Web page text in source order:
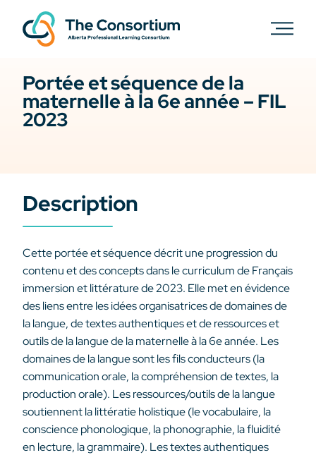
Portée et séquence de la
maternelle à la 6e année – FIL
2023
Description
Cette portée et séquence décrit une progression du
contenu et des concepts dans le curriculum de Français
immersion et littérature de 2023. Elle met en évidence
des liens entre les idées organisatrices de domaines de
la langue, de textes authentiques et de ressources et
outils de la langue de la maternelle à la 6e année. Les
domaines de la langue sont les fils conducteurs (la
communication orale, la compréhension de textes, la
production orale). Les ressources/outils de la langue
soutiennent la littératie holistique (le vocabulaire, la
conscience phonologique, la phonographie, la fluidité
en lecture, la grammaire). Les textes authentiques